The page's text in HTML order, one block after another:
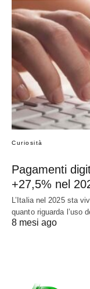
Curiosità
Pagamenti
+27,5% nel
L’Italia nel 2025 sta
quanto riguarda l’uso
8 mesi ago